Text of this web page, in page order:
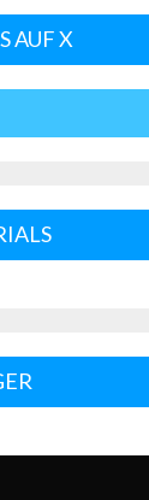
AUF X